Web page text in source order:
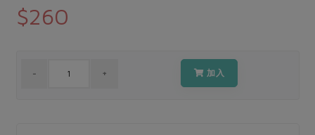
防災用品
年菜食譜
把最好的台灣味帶回家！
最新消息
$260
加入